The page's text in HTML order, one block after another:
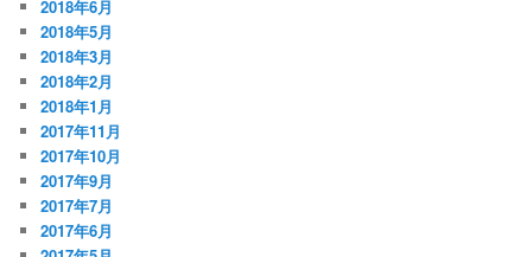
2018年6月
2018年5月
2018年3月
2018年2月
2018年1月
2017年11月
2017年10月
2017年9月
2017年7月
2017年6月